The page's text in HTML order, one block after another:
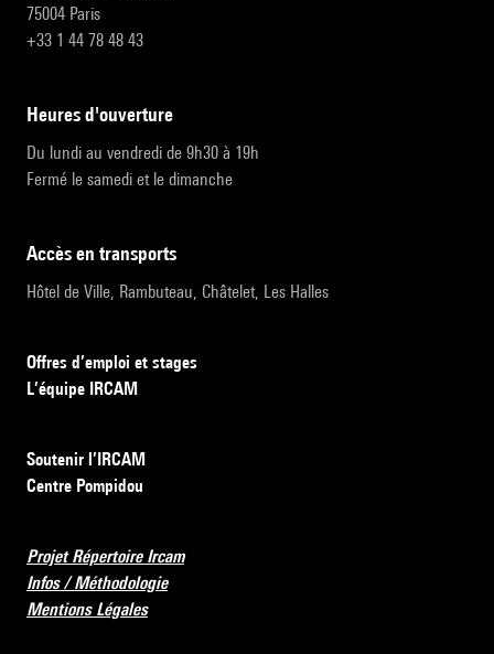
75004 Paris
+33 1 44 78 48 43
heures d'ouverture
Du lundi au vendredi de 9h30 à 19h
Fermé le samedi et le dimanche
accès en transports
Hôtel de Ville, Rambuteau, Châtelet, Les Halles
Offres d’emploi et stages
L’équipe IRCAM
Soutenir l’IRCAM
Centre Pompidou
Projet Répertoire Ircam
Infos / Méthodologie
Mentions Légales